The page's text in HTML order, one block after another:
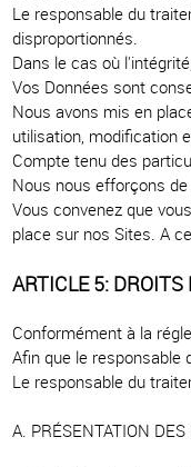
Le responsable du
disproportionnés.
Dans le cas où
Vos Données sont
Nous avons mis en
utilisation, modification
Compte tenu des
Nous nous efforçons
Vous convenez que
place sur nos Sites. A
ARTICLE 5: DROITS
Conformément à la
Afin que le responsable
Le responsable du
A. PRÉSENTATION